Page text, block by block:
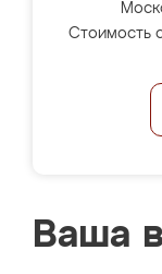
Стоимость
Ваша